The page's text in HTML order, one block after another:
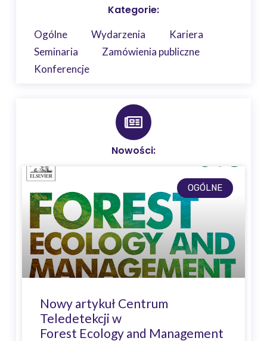
Kategorie:
Ogólne Wydarzenia
Kariera
Seminaria
Zamówienia publiczne
Konferencje
Nowości:
OGÓLNE
Nowy artykuł Centrum
Teledetekcji w
Forest Ecology and Management